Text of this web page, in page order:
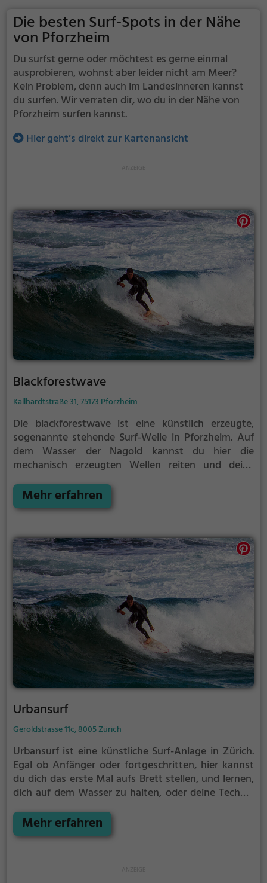
Die besten Surf-Spots in der Nähe
von Pforzheim
Du surfst gerne oder möchtest es gerne einmal
ausprobieren, wohnst aber leider nicht am Meer?
Kein Problem, denn auch im Landesinneren kannst
du surfen. Wir verraten dir, wo du in der Nähe von
Pforzheim surfen kannst.
Hier geht’s direkt zur Kartenansicht
Blackforestwave
Kallhardtstraße 31, 75173 Pforzheim
Die blackforestwave ist eine künstlich erzeugte,
sogenannte stehende Surf-Welle in Pforzheim. Auf
dem Wasser der Nagold kannst du hier die
mechanisch erzeugten Wellen reiten und deine
für erfahrene Surfer geeignet.
Mehr erfahren
Urbansurf
Geroldstrasse 11c, 8005 Zürich
Urbansurf ist eine künstliche Surf-Anlage in Zürich.
Egal ob Anfänger oder fortgeschritten, hier kannst
du dich das erste Mal aufs Brett stellen, und lernen,
dich auf dem Wasser zu halten, oder deine Technik
Surfbrett gestanden haben, ist Urbansurf eine gute
Gelegenheit, um ein Gefühl für die beliebte
Mehr erfahren